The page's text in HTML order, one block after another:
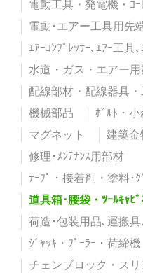
電動工具・発電機・ｺｰ
電動･エアー工具用先
ｴｱｰｺﾝﾌﾟﾚｯｻｰ､ｴｱｰ工具
水道・ガス・エアー
配線部材・配線器具
機械部品
ﾎﾞﾙﾄ・小
マグネット
建築金
修理･ﾒﾝﾃﾅﾝｽ用部材
ﾃｰﾌﾟ・接着剤・塗料･ｸ
道具箱･腰袋・ﾂｰﾙｷｬﾋ
荷造･包装用品､運搬具
ｼﾞｬｯｷ・ﾌﾟｰﾗｰ・荷締機
チェンブロック・ス